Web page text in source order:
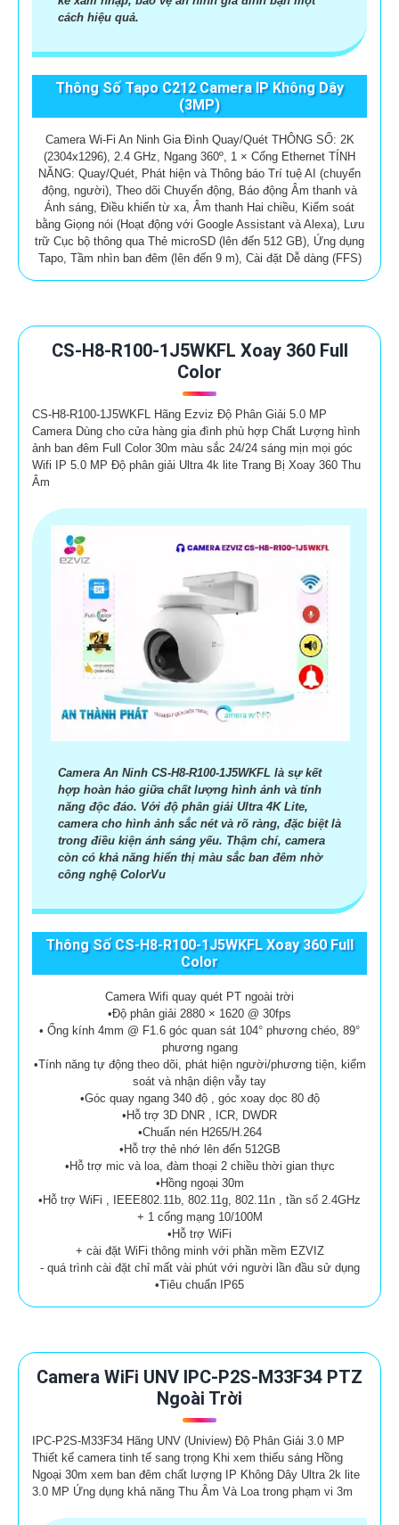
cách hiệu quả.
Thông Số Tapo C212 Camera IP Không Dây
(3MP)
Camera Wi-Fi An Ninh Gia Đình Quay/Quét THÔNG SỐ: 2K
(2304x1296), 2.4 GHz, Ngang 360º, 1 × Cổng Ethernet TÍNH
NĂNG: Quay/Quét, Phát hiện và Thông báo Trí tuệ AI (chuyển
động, người), Theo dõi Chuyển động, Báo động Âm thanh và
Ánh sáng, Điều khiển từ xa, Âm thanh Hai chiều, Kiểm soát
bằng Giọng nói (Hoạt động với Google Assistant và Alexa), Lưu
trữ Cục bộ thông qua Thẻ microSD (lên đến 512 GB), Ứng dụng
Tapo, Tầm nhìn ban đêm (lên đến 9 m), Cài đặt Dễ dàng (FFS)
CS-H8-R100-1J5WKFL Xoay 360 Full
Color
CS-H8-R100-1J5WKFL Hãng Ezviz Độ Phân Giải 5.0 MP
Camera Dùng cho cửa hàng gia đình phù hợp Chất Lượng hình
ảnh ban đêm Full Color 30m màu sắc 24/24 sáng mịn mọi góc
Wifi IP 5.0 MP Độ phân giải Ultra 4k lite Trang Bị Xoay 360 Thu
Âm
Camera An Ninh CS-H8-R100-1J5WKFL là sự kết
hợp hoàn hảo giữa chất lượng hình ảnh và tính
năng độc đáo. Với độ phân giải Ultra 4K Lite,
camera cho hình ảnh sắc nét và rõ ràng, đặc biệt là
trong điều kiện ánh sáng yếu. Thậm chí, camera
còn có khả năng hiển thị màu sắc ban đêm nhờ
công nghệ ColorVu
Thông Số CS-H8-R100-1J5WKFL Xoay 360 Full
Color
Camera Wifi quay quét PT ngoài trời
•Độ phân giải 2880 × 1620 @ 30fps
• Ống kính 4mm @ F1.6 góc quan sát 104° phương chéo, 89°
phương ngang
•Tính năng tự động theo dõi, phát hiện người/phương tiện, kiểm
soát và nhận diện vẫy tay
•Góc quay ngang 340 độ , góc xoay dọc 80 độ
•Hỗ trợ 3D DNR , ICR, DWDR
•Chuấn nén H265/H.264
•Hỗ trợ thẻ nhớ lên đến 512GB
•Hỗ trợ mic và loa, đàm thoại 2 chiều thời gian thực
•Hồng ngoại 30m
•Hỗ trợ WiFi , IEEE802.11b, 802.11g, 802.11n , tần số 2.4GHz
+ 1 cổng mạng 10/100M
•Hỗ trợ WiFi
+ cài đặt WiFi thông minh với phần mềm EZVIZ
- quá trình cài đặt chỉ mất vài phút với người lần đầu sử dụng
•Tiêu chuẩn IP65
Camera WiFi UNV IPC-P2S-M33F34 PTZ
Ngoài Trời
IPC-P2S-M33F34 Hãng UNV (Uniview) Độ Phân Giải 3.0 MP
Thiết kế camera tinh tế sang trọng Khi xem thiếu sáng Hồng
Ngoại 30m xem ban đêm chất lượng IP Không Dây Ultra 2k lite
3.0 MP Ứng dụng khả năng Thu Âm Và Loa trong phạm vi 3m